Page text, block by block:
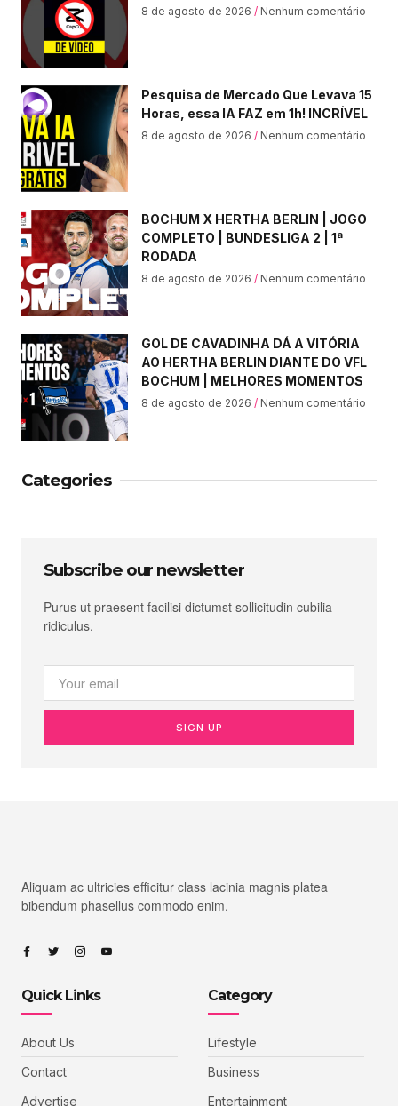
8 de agosto de 2026 Nenhum comentário
Pesquisa de Mercado Que Levava 15
Horas, essa IA FAZ em 1h! INCRÍVEL
8 de agosto de 2026 Nenhum comentário
BOCHUM X HERTHA BERLIN | JOGO
COMPLETO | BUNDESLIGA 2 | 1ª
RODADA
8 de agosto de 2026 Nenhum comentário
GOL DE CAVADINHA DÁ A VITÓRIA
AO HERTHA BERLIN DIANTE DO VFL
BOCHUM | MELHORES MOMENTOS
8 de agosto de 2026 Nenhum comentário
Categories
Subscribe our newsletter
Purus ut praesent facilisi dictumst sollicitudin cubilia
ridiculus.
SIGN UP
Aliquam ac ultricies efficitur class lacinia magnis platea
bibendum phasellus commodo enim.
Quick Links
About Us
Contact
Advertise
Category
Lifestyle
Business
Entertainment